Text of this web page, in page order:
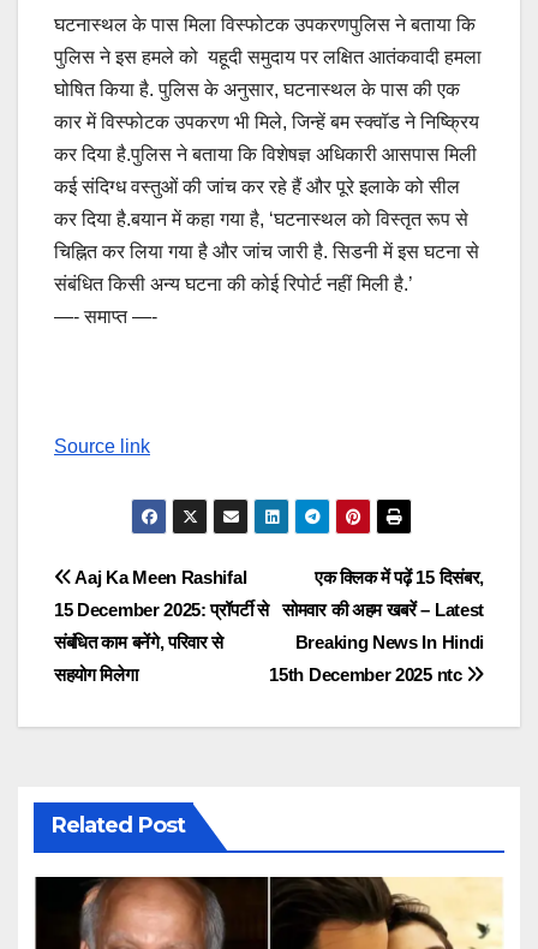
घटनास्थल के पास मिला विस्फोटक उपकरणपुलिस ने बताया कि
पुलिस ने इस हमले को यहूदी समुदाय पर लक्षित आतंकवादी हमला
घोषित किया है. पुलिस के अनुसार, घटनास्थल के पास की एक
कार में विस्फोटक उपकरण भी मिले, जिन्हें बम स्क्वॉड ने निष्क्रिय
कर दिया है.पुलिस ने बताया कि विशेषज्ञ अधिकारी आसपास मिली
कई संदिग्ध वस्तुओं की जांच कर रहे हैं और पूरे इलाके को सील
कर दिया है.बयान में कहा गया है, ‘घटनास्थल को विस्तृत रूप से
चिह्नित कर लिया गया है और जांच जारी है. सिडनी में इस घटना से
संबंधित किसी अन्य घटना की कोई रिपोर्ट नहीं मिली है.’
—- समाप्त —-
Source link
Post
navigation
एक क्लिक में पढ़ें 15 दिसंबर,
सोमवार की अहम खबरें – Latest
Breaking News In Hindi
15th December 2025 ntc
Aaj Ka Meen Rashifal
15 December 2025: प्रॉपर्टी से
संबंधित काम बनेंगे, परिवार से
सहयोग मिलेगा
Related Post